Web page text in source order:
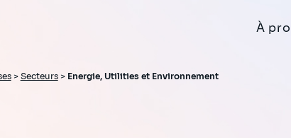
À
> Secteurs> Energie, Utilities et Environnement